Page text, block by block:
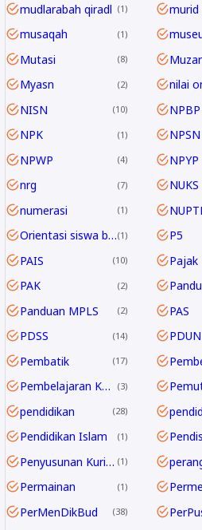
mudlarabah qiradl 1 murid
musaqah 1
Mutasi 8
Myasn 2 nilai
NISN 10 NPBP
NPK 1 NPSN
NPWP 4 NPYP
nrg 7 NUKS
numerasi 1
Orientasi siswa baru 1 P5
PAIS 10 Pajak
PAK 2
Panduan MPLS 2 PAS
PDSS 14 PDUN
Pembatik 17
Pembelajaran Kontekstual 3
pendidikan 28
Pendidikan Islam 1 Pendis
Penyusunan Kurikulum 1
Permainan 1
PerMenDikBud 38